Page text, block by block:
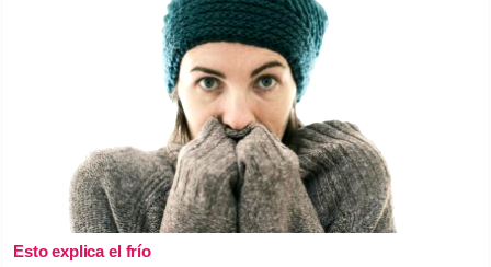
Esto explica el frío